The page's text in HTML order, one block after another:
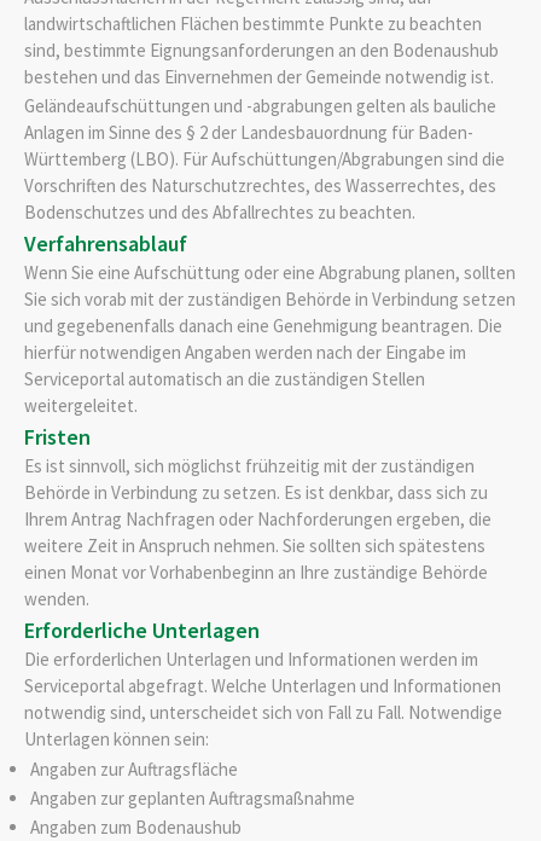
landwirtschaftlichen Flächen bestimmte Punkte zu beachten
sind, bestimmte Eignungsanforderungen an den Bodenaushub
bestehen und das Einvernehmen der Gemeinde notwendig ist.
Geländeaufschüttungen und -abgrabungen gelten als bauliche
Anlagen im Sinne des § 2 der Landesbauordnung für Baden-
Württemberg (LBO). Für Aufschüttungen/Abgrabungen sind die
Vorschriften des Naturschutzrechtes, des Wasserrechtes, des
Bodenschutzes und des Abfallrechtes zu beachten.
Verfahrensablauf
Wenn Sie eine Aufschüttung oder eine Abgrabung planen, sollten
Sie sich vorab mit der zuständigen Behörde in Verbindung setzen
und gegebenenfalls danach eine Genehmigung beantragen. Die
hierfür notwendigen Angaben werden nach der Eingabe im
Serviceportal automatisch an die zuständigen Stellen
weitergeleitet.
Fristen
Es ist sinnvoll, sich möglichst frühzeitig mit der zuständigen
Behörde in Verbindung zu setzen. Es ist denkbar, dass sich zu
Ihrem Antrag Nachfragen oder Nachforderungen ergeben, die
weitere Zeit in Anspruch nehmen. Sie sollten sich spätestens
einen Monat vor Vorhabenbeginn an Ihre zuständige Behörde
wenden.
Erforderliche Unterlagen
Die erforderlichen Unterlagen und Informationen werden im
Serviceportal abgefragt. Welche Unterlagen und Informationen
notwendig sind, unterscheidet sich von Fall zu Fall. Notwendige
Unterlagen können sein:
Angaben zur Auftragsfläche
Angaben zur geplanten Auftragsmaßnahme
Angaben zum Bodenaushub